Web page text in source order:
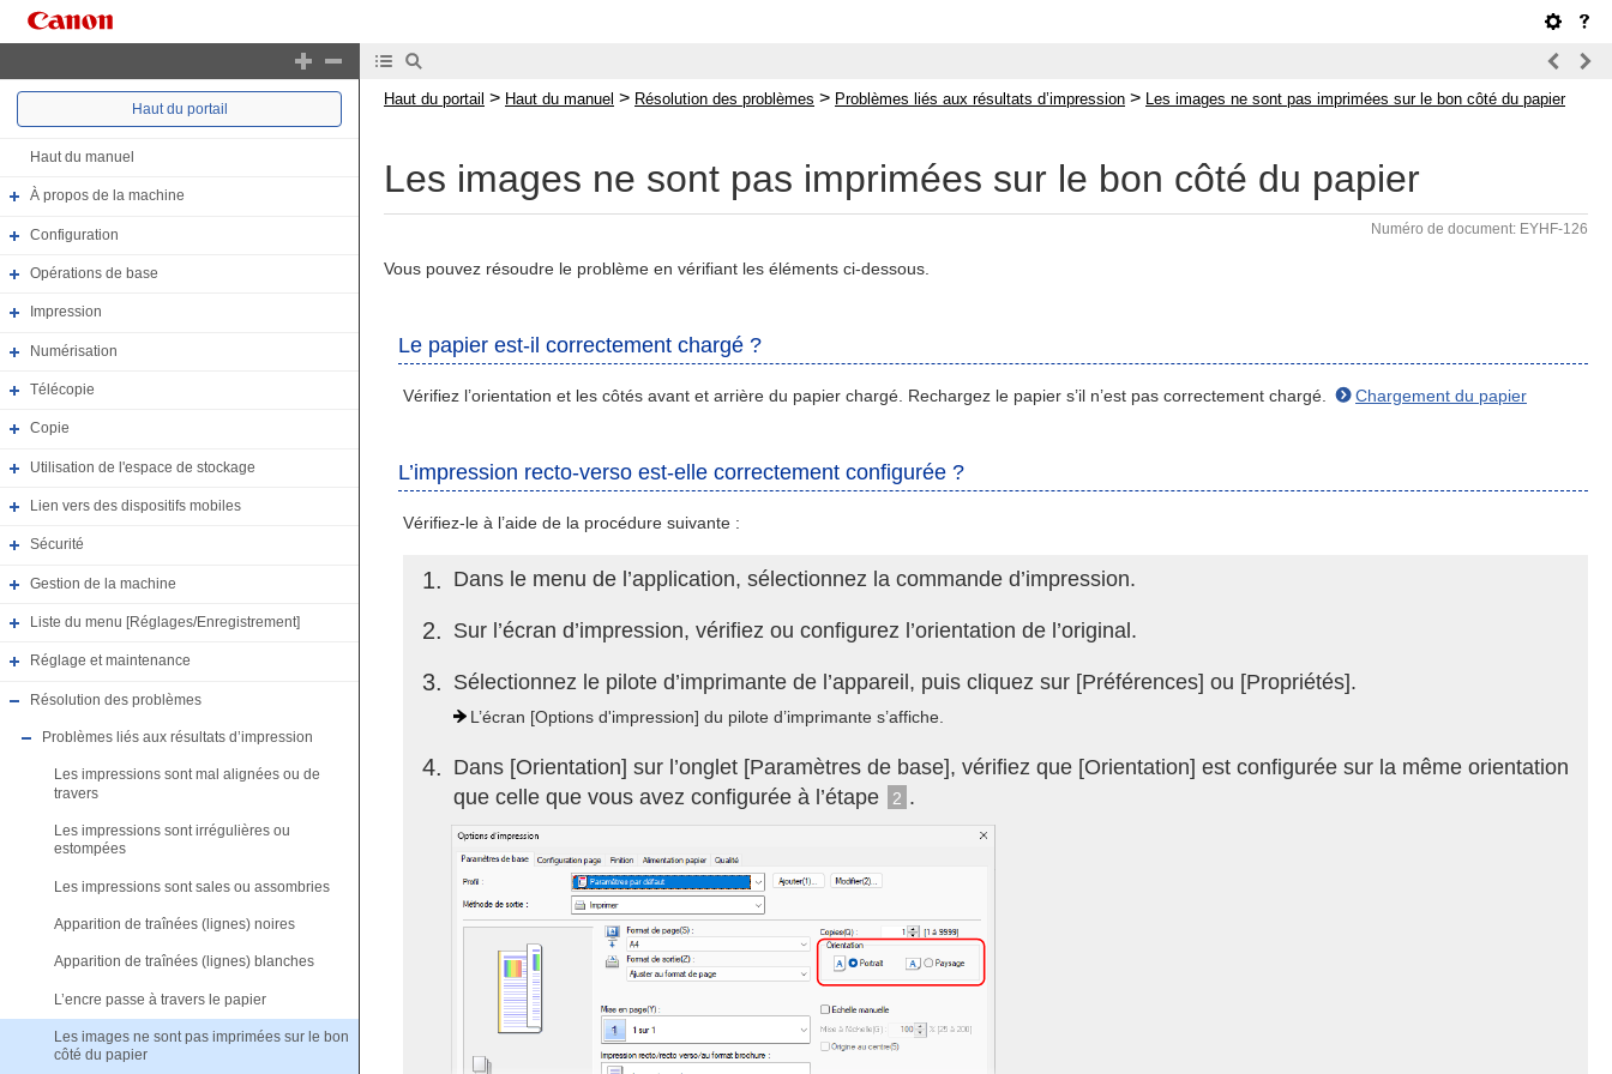
Haut du portail
Haut du manuel
À propos de la machine
Configuration
Opérations de base
Impression
Numérisation
Télécopie
Copie
Utilisation de l'espace de stockage
Lien vers des dispositifs mobiles
Sécurité
Gestion de la machine
Liste du menu [Réglages/Enregistrement]
Réglage et maintenance
Résolution des problèmes
Problèmes liés aux résultats d’impression
Les impressions sont mal alignées ou de
travers
Les impressions sont irrégulières ou
estompées
Les impressions sont sales ou assombries
Apparition de traînées (lignes) noires
Apparition de traînées (lignes) blanches
L’encre passe à travers le papier
Les images ne sont pas imprimées sur le bon
côté du papier
Haut du portail > Haut du manuel > Résolution des problèmes > Problèmes liés aux résultats d’impression > Les images ne sont pas imprimées sur le bon côté du papier
Les images ne sont pas imprimées sur le bon côté du papier
Numéro de document: EYHF-126
Vous pouvez résoudre le problème en vérifiant les éléments ci-dessous.
Le papier est-il correctement chargé ?
Vérifiez l’orientation et les côtés avant et arrière du papier chargé. Rechargez le papier s’il n’est pas correctement chargé. Chargement du papier
L’impression recto-verso est-elle correctement configurée ?
Vérifiez-le à l’aide de la procédure suivante :
1 Dans le menu de l’application, sélectionnez la commande d’impression.
2 Sur l’écran d’impression, vérifiez ou configurez l’orientation de l’original.
3 Sélectionnez le pilote d’imprimante de l’appareil, puis cliquez sur [Préférences] ou [Propriétés].
L’écran [Options d'impression] du pilote d’imprimante s’affiche.
4
Dans [Orientation] sur l’onglet [Paramètres de base], vérifiez que [Orientation] est configurée sur la même orientation
que celle que vous avez configurée à l’étape
2 .